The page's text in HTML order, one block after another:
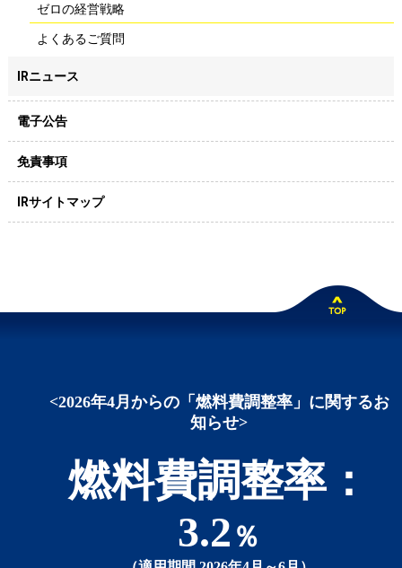
ゼロの経営戦略
よくあるご質問
IRニュース
電子公告
免責事項
IRサイトマップ
<2026年4月からの「燃料費調整率」に関するお
知らせ>
燃料費調整率：
3.2 ％